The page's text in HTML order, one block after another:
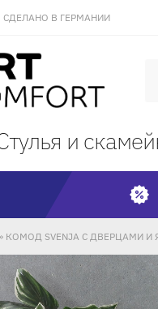
В ГЕРМАНИИ
и
» КОМОД SVENJA С ДВЕРЦАМИ